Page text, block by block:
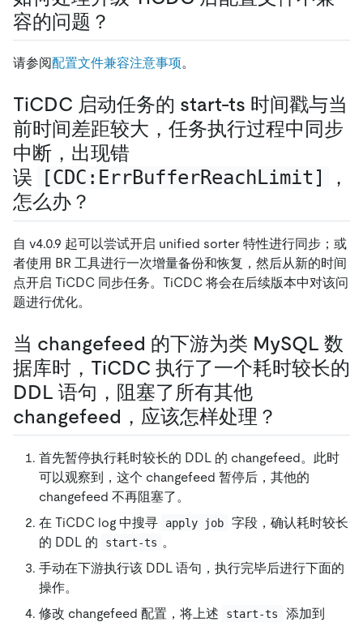
容的问题？
请参阅配置文件兼容注意事项。
TiCDC 启动任务的 start-ts 时间戳与当
前时间差距较大，任务执行过程中同步
中断，出现错
误
[CDC:ErrBufferReachLimit]
，
怎么办？
自 v4.0.9 起可以尝试开启 unified sorter 特性进行同步；或
者使用 BR 工具进行一次增量备份和恢复，然后从新的时间
点开启 TiCDC 同步任务。TiCDC 将会在后续版本中对该问
题进行优化。
当 changefeed 的下游为类 MySQL 数
据库时，TiCDC 执行了一个耗时较长的
DDL 语句，阻塞了所有其他
changefeed，应该怎样处理？
首先暂停执行耗时较长的 DDL 的 changefeed。此时
可以观察到，这个 changefeed 暂停后，其他的
changefeed 不再阻塞了。
在 TiCDC log 中搜寻
apply job
字段，确认耗时较长
的 DDL 的
start-ts 。
手动在下游执行该 DDL 语句，执行完毕后进行下面的
操作。
修改 changefeed 配置，将上述
start-ts 添加到